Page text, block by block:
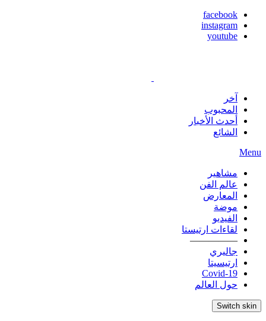
facebook
instagram
youtube
آخر
المحبوب
أحدث الأخبار
الشائع
Menu
مشاهير
عالم الفن
المعارض
موضة
الفيديو
لقاءات ارتيستا
—————
جاليري
ارتيسيتا
Covid-19
حول العالم
Switch skin